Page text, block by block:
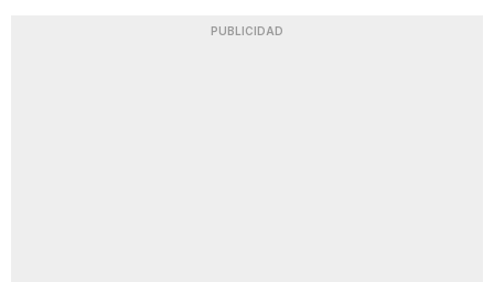
PUBLICIDAD